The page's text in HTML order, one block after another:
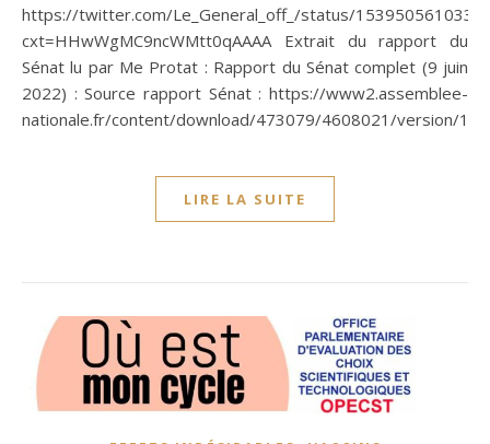
https://twitter.com/Le_General_off_/status/
cxt=HHwWgMC9ncWMtt0qAAAA Extrait du rapport du
Sénat lu par Me Protat : Rapport du Sénat complet (9 juin
2022) : Source rapport Sénat : https://www2.assemblee-
nationale.fr/content/download/473079/4608021/version/1/
LIRE LA SUITE